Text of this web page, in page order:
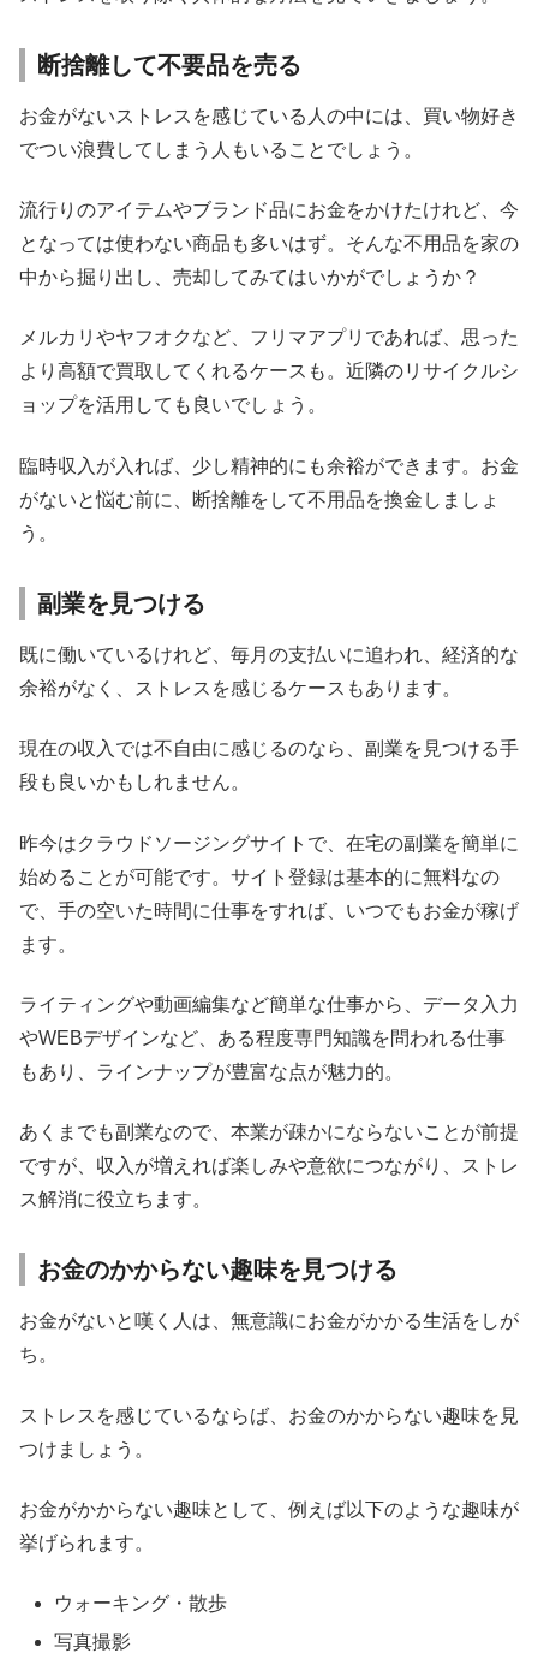
断捨離して不要品を売る
お金がないストレスを感じている人の中には、買い物好き
でつい浪費してしまう人もいることでしょう。
流行りのアイテムやブランド品にお金をかけたけれど、今
となっては使わない商品も多いはず。そんな不用品を家の
中から掘り出し、売却してみてはいかがでしょうか？
メルカリやヤフオクなど、フリマアプリであれば、思った
より高額で買取してくれるケースも。近隣のリサイクルシ
ョップを活用しても良いでしょう。
臨時収入が入れば、少し精神的にも余裕ができます。お金
がないと悩む前に、断捨離をして不用品を換金しましょ
う。
副業を見つける
既に働いているけれど、毎月の支払いに追われ、経済的な
余裕がなく、ストレスを感じるケースもあります。
現在の収入では不自由に感じるのなら、副業を見つける手
段も良いかもしれません。
昨今はクラウドソージングサイトで、在宅の副業を簡単に
始めることが可能です。サイト登録は基本的に無料なの
で、手の空いた時間に仕事をすれば、いつでもお金が稼げ
ます。
ライティングや動画編集など簡単な仕事から、データ入力
やWEBデザインなど、ある程度専門知識を問われる仕事
もあり、ラインナップが豊富な点が魅力的。
あくまでも副業なので、本業が疎かにならないことが前提
ですが、収入が増えれば楽しみや意欲につながり、ストレ
ス解消に役立ちます。
お金のかからない趣味を見つける
お金がないと嘆く人は、無意識にお金がかかる生活をしが
ち。
ストレスを感じているならば、お金のかからない趣味を見
つけましょう。
お金がかからない趣味として、例えば以下のような趣味が
挙げられます。
ウォーキング・散歩
写真撮影